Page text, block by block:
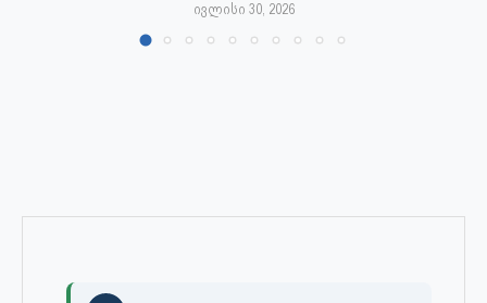
ივლისი 30, 2026